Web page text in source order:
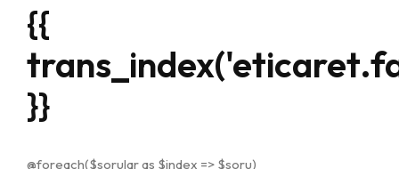
{{
}}
@foreach($sorular as $index => $soru)